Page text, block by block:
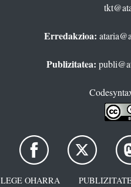
Erredakzioa:
Publizitatea:
LEGE OHARRA